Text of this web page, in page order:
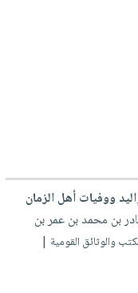
ووفيات أهل الزمان
بن محمد بن عمر بن
والوثائق القومية |